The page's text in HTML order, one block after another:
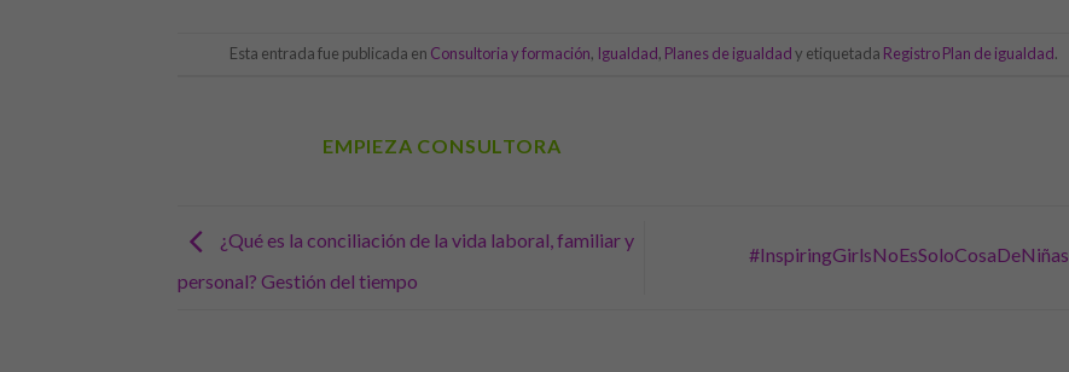
Esta entrada fue publicada en Consultoria y formación, Igualdad, Planes de igualdady etiquetada Registro Plan de igualdad.
EMPIEZA CONSULTORA
¿Qué es la conciliación de la vida laboral, familiar y
personal? Gestión del tiempo
#InspiringGirlsNoEsSoloCosaDeNiñas